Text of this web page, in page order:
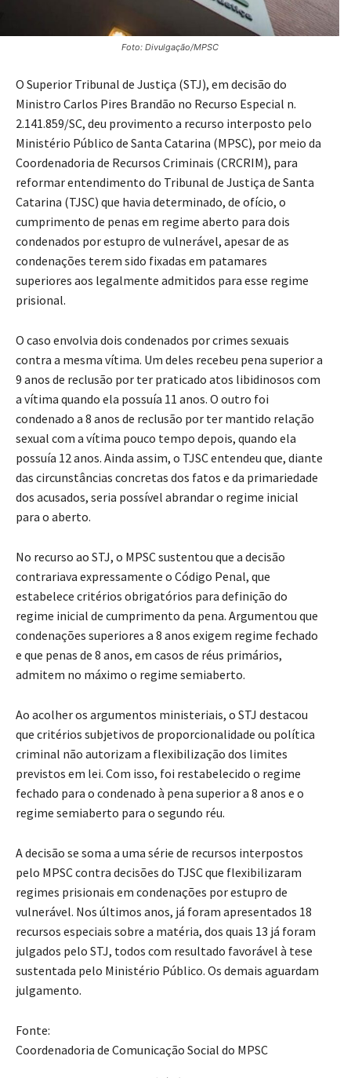
Foto: Divulgação/MPSC
O Superior Tribunal de Justiça (STJ), em decisão do
Ministro Carlos Pires Brandão no Recurso Especial n.
2.141.859/SC, deu provimento a recurso interposto pelo
Ministério Público de Santa Catarina (MPSC), por meio da
Coordenadoria de Recursos Criminais (CRCRIM), para
reformar entendimento do Tribunal de Justiça de Santa
Catarina (TJSC) que havia determinado, de ofício, o
cumprimento de penas em regime aberto para dois
condenados por estupro de vulnerável, apesar de as
condenações terem sido fixadas em patamares
superiores aos legalmente admitidos para esse regime
prisional.
O caso envolvia dois condenados por crimes sexuais
contra a mesma vítima. Um deles recebeu pena superior a
9 anos de reclusão por ter praticado atos libidinosos com
a vítima quando ela possuía 11 anos. O outro foi
condenado a 8 anos de reclusão por ter mantido relação
sexual com a vítima pouco tempo depois, quando ela
possuía 12 anos. Ainda assim, o TJSC entendeu que, diante
das circunstâncias concretas dos fatos e da primariedade
dos acusados, seria possível abrandar o regime inicial
para o aberto.
No recurso ao STJ, o MPSC sustentou que a decisão
contrariava expressamente o Código Penal, que
estabelece critérios obrigatórios para definição do
regime inicial de cumprimento da pena. Argumentou que
condenações superiores a 8 anos exigem regime fechado
e que penas de 8 anos, em casos de réus primários,
admitem no máximo o regime semiaberto.
Ao acolher os argumentos ministeriais, o STJ destacou
que critérios subjetivos de proporcionalidade ou política
criminal não autorizam a flexibilização dos limites
previstos em lei. Com isso, foi restabelecido o regime
fechado para o condenado à pena superior a 8 anos e o
regime semiaberto para o segundo réu.
A decisão se soma a uma série de recursos interpostos
pelo MPSC contra decisões do TJSC que flexibilizaram
regimes prisionais em condenações por estupro de
vulnerável. Nos últimos anos, já foram apresentados 18
recursos especiais sobre a matéria, dos quais 13 já foram
julgados pelo STJ, todos com resultado favorável à tese
sustentada pelo Ministério Público. Os demais aguardam
julgamento.
Fonte:
Coordenadoria de Comunicação Social do MPSC